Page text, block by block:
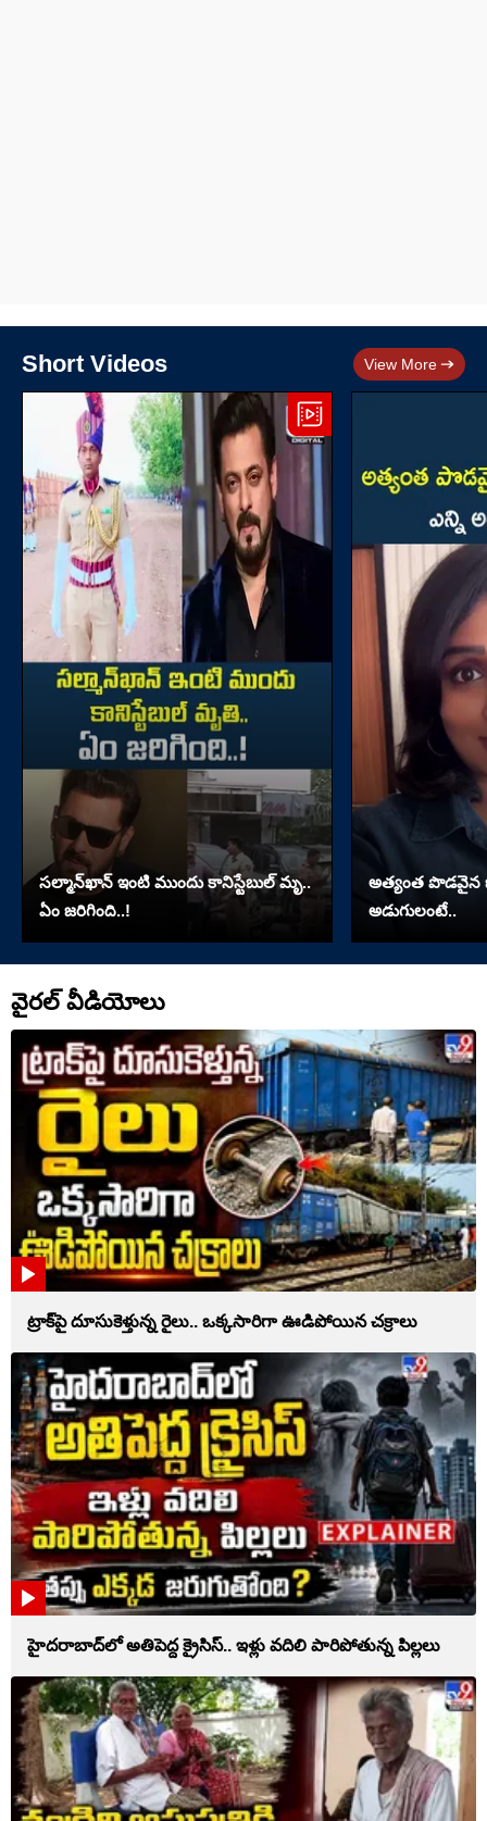
Short Videos View More
సల్మాన్‌ఖాన్‌ ఇంటి ముందు కానిస్టేబుల్‌ మృ..
ఏం జరిగింది..!
అత్యంత పొడవైన
అడుగులంటే..
వైరల్ వీడియోలు
ట్రాక్‌పై దూసుకెళ్తున్న రైలు.. ఒక్కసారిగా ఊడిపోయిన చక్రాలు
హైదరాబాద్‌లో అతిపెద్ద క్రైసిస్.. ఇళ్లు వదిలి పారిపోతున్న పిల్లలు